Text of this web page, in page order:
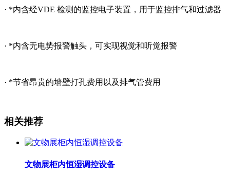
· *内含经VDE 检测的监控电子装置，用于监控排气和过滤器
· *内含无电势报警触头，可实现视觉和听觉报警
· *节省昂贵的墙壁打孔费用以及排气管费用
相关推荐
文物展柜内恒湿调控设备